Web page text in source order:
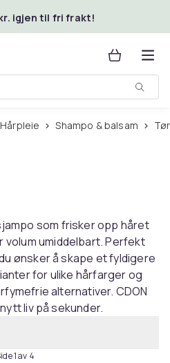
igjen til fri frakt!
Hårpleie Shampo & balsam
som frisker opp håret
volum umiddelbart. Perfekt
ønsker å skape et fyldigere
for ulike hårfarger og
alternativer. CDON
liv på sekunder.
1 av 4